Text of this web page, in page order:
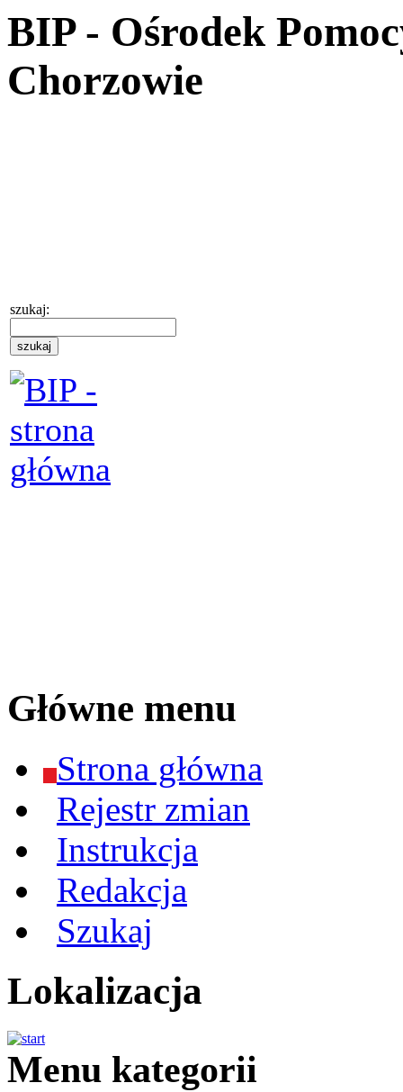
BIP - Ośrodek
Chorzowie
szukaj:
Główne menu
Strona główna
Rejestr zmian
Instrukcja
Redakcja
Szukaj
Lokalizacja
Menu kategorii